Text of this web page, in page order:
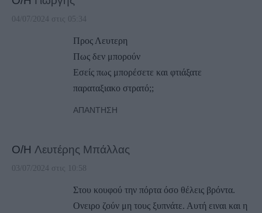
04/07/2024 στις 05:34
Προς Λευτερη
Πως δεν μπορούν
Εσείς πως μπορέσετε και φτιάξατε
παραταξιακο στρατό;;
ΑΠΆΝΤΗΣΗ
Ο/Η Λευτέρης Μπάλλας
03/07/2024 στις 10:58
Στου κουφού την πόρτα όσο θέλεις βρόντα.
Ονειρο ζούν μη τους ξυπνάτε. Αυτή ειναι και η